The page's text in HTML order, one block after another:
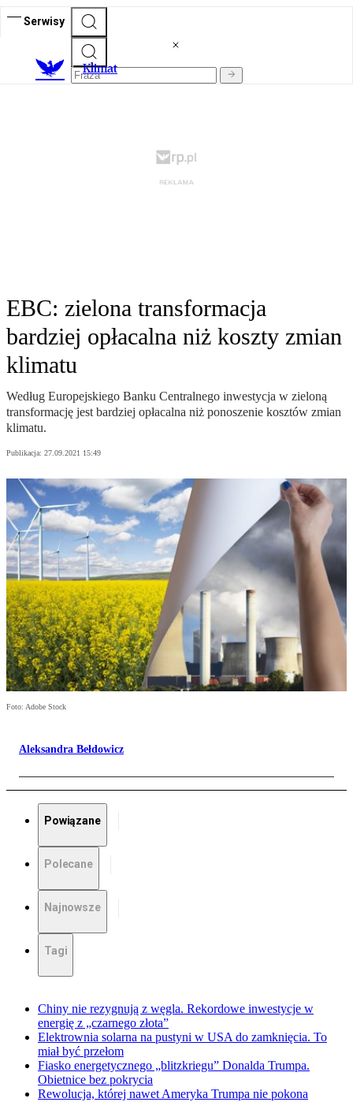
Serwisy
Klimat
EBC: zielona transformacja
bardziej opłacalna niż koszty zmian
klimatu
Według Europejskiego Banku Centralnego inwestycja w zieloną
transformację jest bardziej opłacalna niż ponoszenie kosztów zmian
klimatu.
Publikacja: 27.09.2021 15:49
Foto: Adobe Stock
Aleksandra Bełdowicz
Powiązane
Polecane
Najnowsze
Tagi
Chiny nie rezygnują z węgla. Rekordowe inwestycje w
energię z „czarnego złota”
Elektrownia solarna na pustyni w USA do zamknięcia. To
miał być przełom
Fiasko energetycznego „blitzkriegu” Donalda Trumpa.
Obietnice bez pokrycia
Rewolucja, której nawet Ameryka Trumpa nie pokona